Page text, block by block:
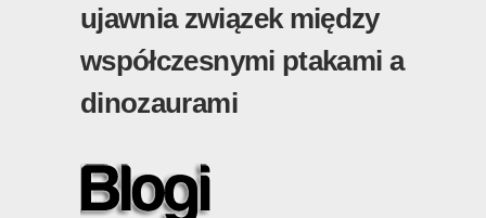
ujawnia związek między
współczesnymi ptakami a
dinozaurami